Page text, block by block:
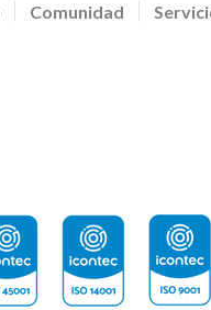
Comunidad